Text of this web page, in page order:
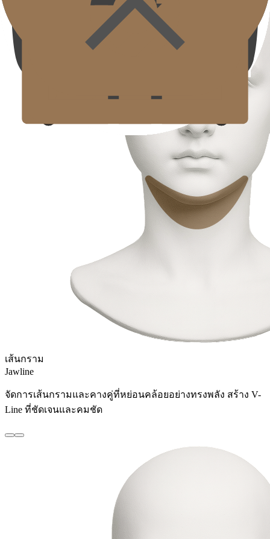
เส้นกราม
Jawline
จัดการเส้นกรามและคางคู่ที่หย่อนคล้อยอย่างทรงพลัง สร้าง V-
Line ที่ชัดเจนและคมชัด